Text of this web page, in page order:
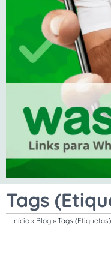
Tags
Início » Blog » Tags (Etiquetas)